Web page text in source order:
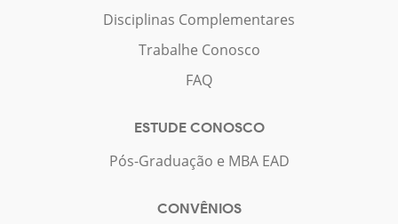
Disciplinas Complementares
Trabalhe Conosco
FAQ
ESTUDE CONOSCO
Pós-Graduação e MBA EAD
CONVÊNIOS